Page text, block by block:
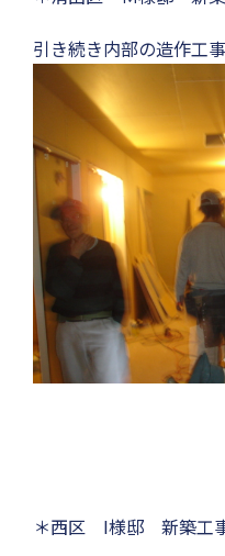
引き続き内部の造作工
＊西区 I様邸 新築工